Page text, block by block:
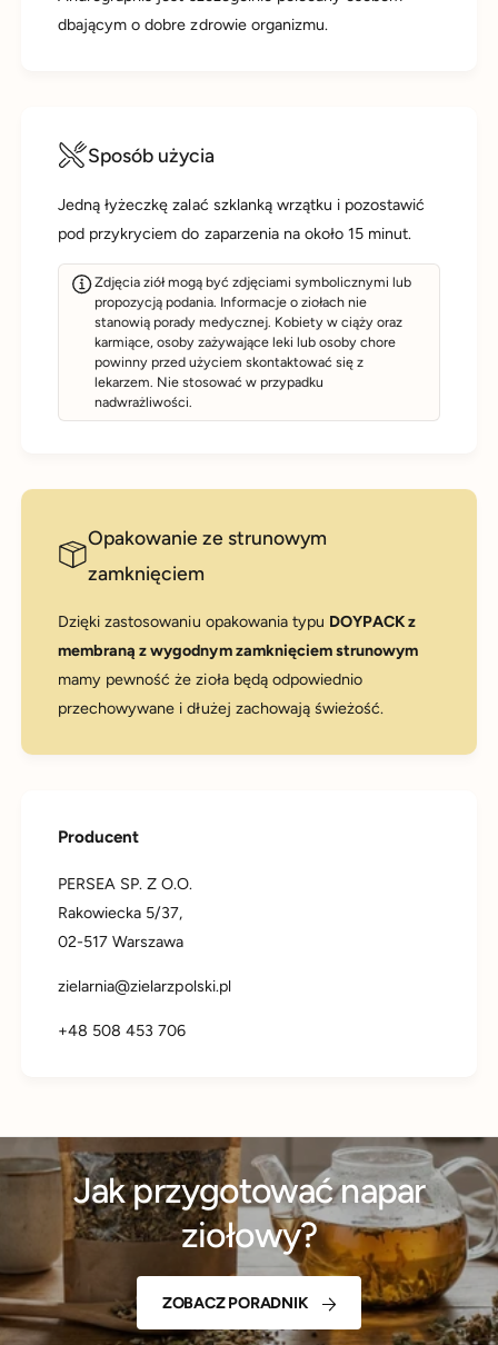
dbającym o dobre zdrowie organizmu.
Sposób użycia
Jedną łyżeczkę zalać szklanką wrzątku i pozostawić
pod przykryciem do zaparzenia na około 15 minut.
Zdjęcia ziół mogą być zdjęciami symbolicznymi lub
propozycją podania. Informacje o ziołach nie
stanowią porady medycznej. Kobiety w ciąży oraz
karmiące, osoby zażywające leki lub osoby chore
powinny przed użyciem skontaktować się z
lekarzem. Nie stosować w przypadku
nadwrażliwości.
Opakowanie ze strunowym
zamknięciem
Dzięki zastosowaniu opakowania typu DOYPACK z
membraną z wygodnym zamknięciem strunowym
mamy pewność że zioła będą odpowiednio
przechowywane i dłużej zachowają świeżość.
Producent
PERSEA SP. Z O.O.
Rakowiecka 5/37,
02-517 Warszawa
zielarnia@zielarzpolski.pl
+48 508 453 706
Jak przygotować napar
ziołowy?
ZOBACZ PORADNIK